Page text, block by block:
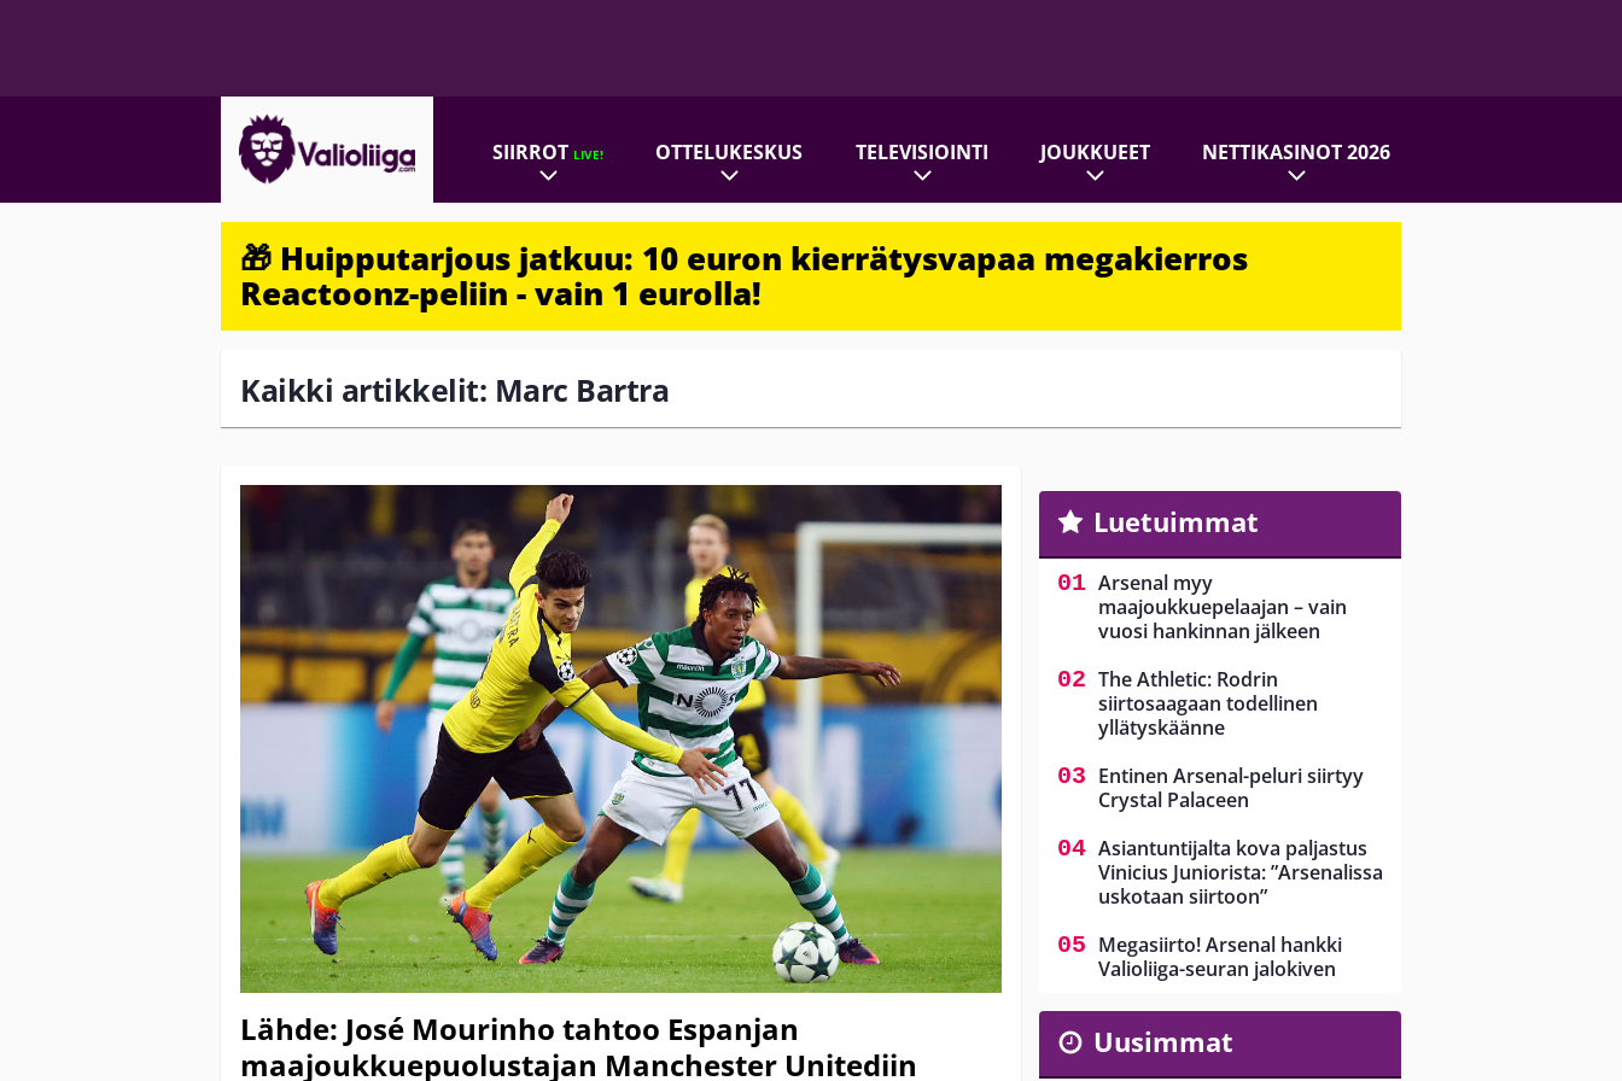
SIIRROTLIVE! OTTELUKESKUS TELEVISIOINTI JOUKKUEET NETTIKASINOT 2026
🎁 Huipputarjous jatkuu: 10 euron kierrätysvapaa megakierros
Reactoonz-peliin - vain 1 eurolla!
Kaikki artikkelit: Marc Bartra
Lähde: José Mourinho tahtoo Espanjan
maajoukkuepuolustajan Manchester Unitediin
Luetuimmat
Arsenal myy
maajoukkuepelaajan – vain
vuosi hankinnan jälkeen
The Athletic: Rodrin
siirtosaagaan todellinen
yllätyskäänne
Entinen Arsenal-peluri siirtyy
Crystal Palaceen
Asiantuntijalta kova paljastus
Vinicius Juniorista: ”Arsenalissa
uskotaan siirtoon”
Megasiirto! Arsenal hankki
Valioliiga-seuran jalokiven
Uusimmat